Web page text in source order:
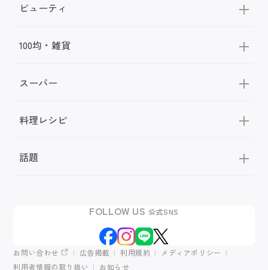
ビューティ
100均・雑貨
スーパー
料理レシピ
話題
FOLLOW US 公式SNS
お問い合わせ 広告掲載 利用規約
メディアポリシー
利用者情報の取り扱い
お知らせ